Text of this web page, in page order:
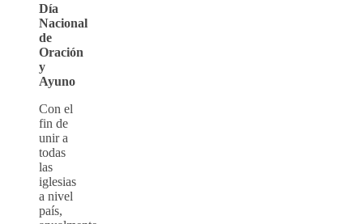
Día
Nacional
de
Oración
y
Ayuno
Con el
fin de
unir a
todas
las
iglesias
a nivel
país,